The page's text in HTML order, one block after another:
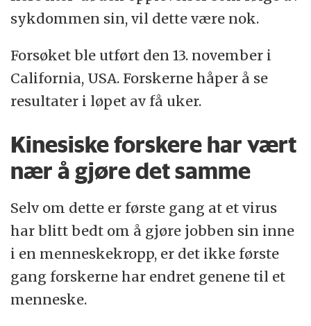
sykdommen sin, vil dette være nok.
Forsøket ble utført den 13. november i
California, USA. Forskerne håper å se
resultater i løpet av få uker.
Kinesiske forskere har vært
nær å gjøre det samme
Selv om dette er første gang at et virus
har blitt bedt om å gjøre jobben sin inne
i en menneskekropp, er det ikke første
gang forskerne har endret genene til et
menneske.